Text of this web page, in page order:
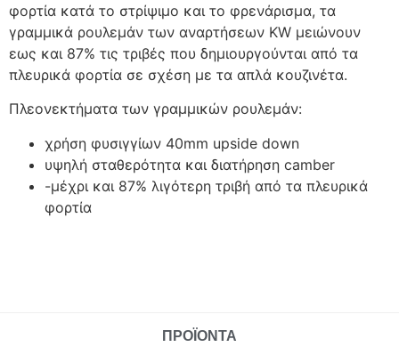
φορτία κατά το στρίψιμο και το φρενάρισμα, τα
γραμμικά ρουλεμάν των αναρτήσεων KW μειώνουν
εως και 87% τις τριβές που δημιουργούνται από τα
πλευρικά φορτία σε σχέση με τα απλά κουζινέτα.
Πλεονεκτήματα των γραμμικών ρουλεμάν:
χρήση φυσιγγίων 40mm upside down
υψηλή σταθερότητα και διατήρηση camber
-μέχρι και 87% λιγότερη τριβή από τα πλευρικά
φορτία
ΠΡΟΪΟΝΤΑ